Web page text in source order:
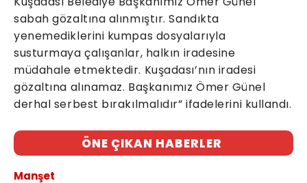
sabah gözaltına alınmıştır. Sandıkta
yenemediklerini kumpas dosyalarıyla
susturmaya çalışanlar, halkın iradesine
müdahale etmektedir. Kuşadası’nın iradesi
gözaltına alınamaz. Başkanımız Ömer Günel
derhal serbest bırakılmalıdır” ifadelerini kullandı.
ÖNE ÇIKAN HABERLER
Manşet